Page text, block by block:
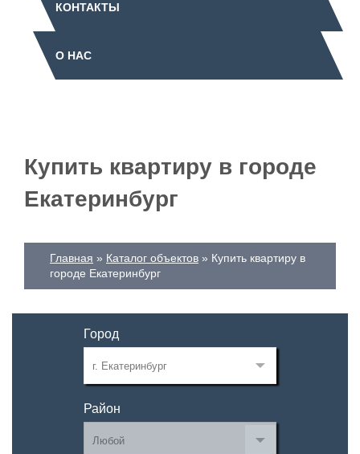
КОНТАКТЫ
О НАС
Купить квартиру в городе
Екатеринбург
Главная Каталог объектов
Купить квартиру в
городе Екатеринбург
Город
Район